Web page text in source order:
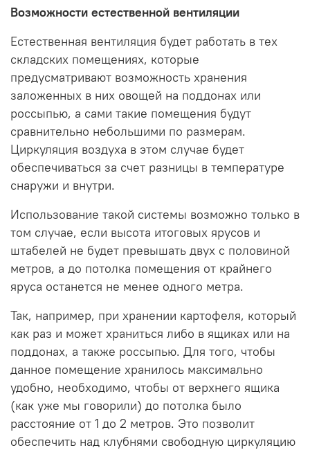
Возможности естественной вентиляции
Естественная вентиляция будет работать в тех
складских помещениях, которые
предусматривают возможность хранения
заложенных в них овощей на поддонах или
россыпью, а сами такие помещения будут
сравнительно небольшими по размерам.
Циркуляция воздуха в этом случае будет
обеспечиваться за счет разницы в температуре
снаружи и внутри.
Использование такой системы возможно только в
том случае, если высота итоговых ярусов и
штабелей не будет превышать двух с половиной
метров, а до потолка помещения от крайнего
яруса останется не менее одного метра.
Так, например, при хранении картофеля, который
как раз и может храниться либо в ящиках или на
поддонах, а также россыпью. Для того, чтобы
данное помещение хранилось максимально
удобно, необходимо, чтобы от верхнего ящика
(как уже мы говорили) до потолка было
расстояние от 1 до 2 метров. Это позволит
обеспечить над клубнями свободную циркуляцию